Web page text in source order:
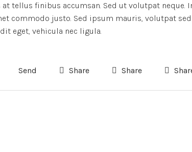
at tellus finibus accumsan. Sed ut volutpat neque.
commodo justo. Sed ipsum mauris, volutpat
eget, vehicula nec ligula.
Send Share Share